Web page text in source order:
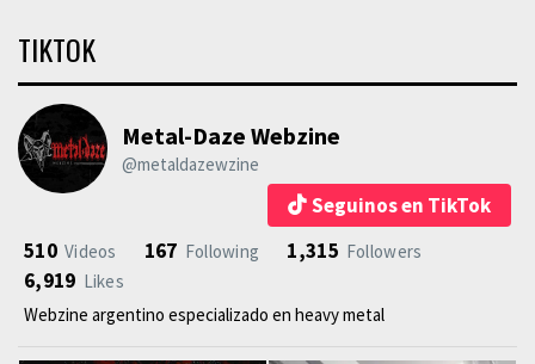
TIKTOK
Metal-Daze Webzine
@metaldazewzine
Seguinos en TikTok
510 Videos 167 Following 1,315 Followers
6,919 Likes
Webzine argentino especializado en heavy metal